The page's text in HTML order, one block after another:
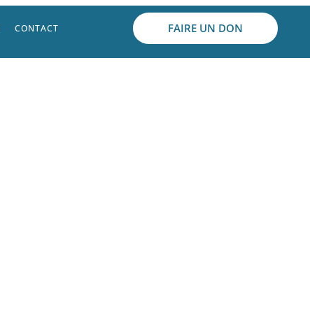
CONTACT FAIRE UN DON